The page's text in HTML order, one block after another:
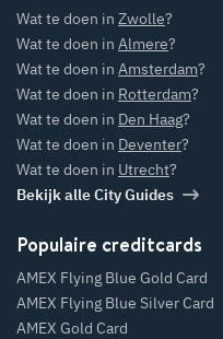
Wat te doen in Zwolle?
Wat te doen in Almere?
Wat te doen in Amsterdam?
Wat te doen in Rotterdam?
Wat te doen in Den Haag?
Wat te doen in Deventer?
Wat te doen in Utrecht?
Bekijk alle City Guides
Populaire creditcards
AMEX Flying Blue Gold Card
AMEX Flying Blue Silver Card
AMEX Gold Card